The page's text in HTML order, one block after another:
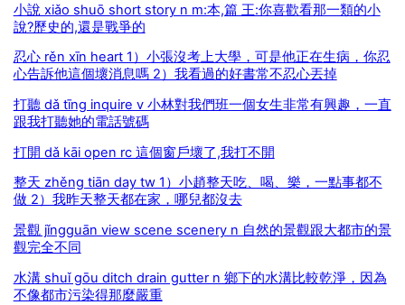
小說 xiǎo shuō short story n m:本,篇 王:你喜歡看那一類的小
說?歷史的,還是戰爭的
忍心 rěn xīn heart 1）小張沒考上大學，可是他正在生病，你忍
心告訴他這個壞消息嗎 2）我看過的好書常不忍心丟掉
打聽 dǎ tīng inquire v 小林對我們班一個女生非常有興趣，一直
跟我打聽她的電話號碼
打開 dǎ kāi open rc 這個窗戶壞了,我打不開
整天 zhěng tiān day tw 1）小趙整天吃、喝、樂，一點事都不
做 2）我昨天整天都在家，哪兒都沒去
景觀 jǐngguān view scene scenery n 自然的景觀跟大都市的景
觀完全不同
水溝 shuǐ gōu ditch drain gutter n 鄉下的水溝比較乾淨，因為
不像都市污染得那麼嚴重